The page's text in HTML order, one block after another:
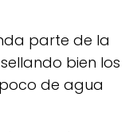
parte de la
bien los
de agua